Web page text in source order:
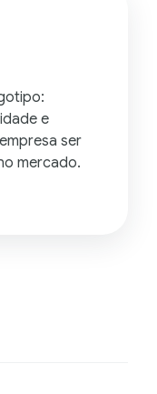
e
ser
mercado.